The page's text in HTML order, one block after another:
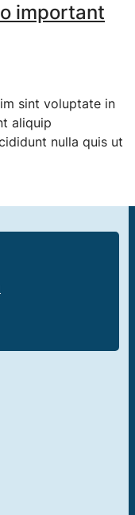
important
sint voluptate in
aliquip
nulla quis ut